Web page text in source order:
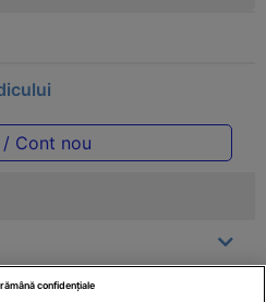
Cont nou
confidențiale